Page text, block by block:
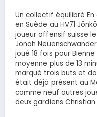
Un collectif équilibré
en Suède au HV71
joueur offensif suisse
Jonah
joué 18 fois pour
moyenne plus de 13
marqué trois buts et
était déjà présent au
comme neuf autres
deux gardiens